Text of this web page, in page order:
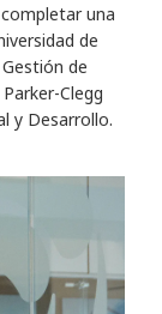
una
de
de
Clegg
y Desarrollo.